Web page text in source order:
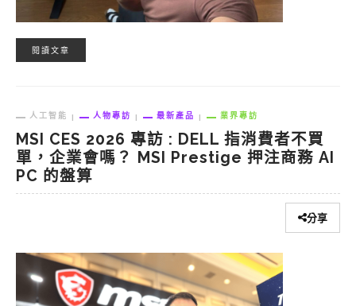
閱讀文章
人工智能 人物專訪 最新產品 業界專訪
MSI CES 2026 專訪 : DELL 指消費者不買
單，企業會嗎？ MSI Prestige 押注商務 AI
PC 的盤算
分享